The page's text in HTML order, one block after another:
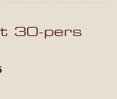
30-pers